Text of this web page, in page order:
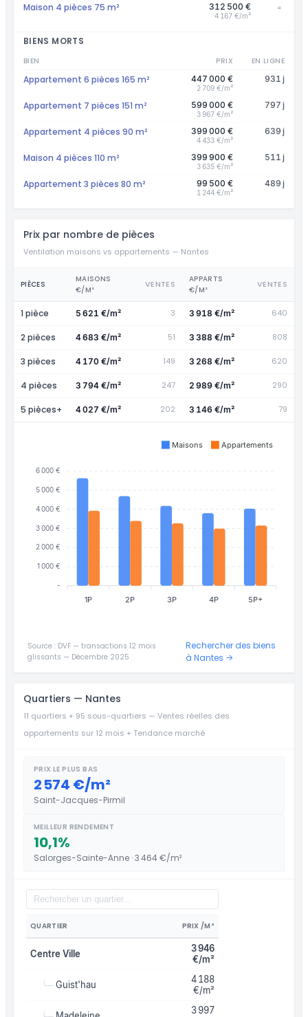
Maison 4 pièces 75 m² 312 500 €
4 167 €/m²
=
BIENS MORTS
BIEN PRIX EN LIGNE
Appartement 6 pièces 165 m² 447 000 €
2 709 €/m²
931 j
Appartement 7 pièces 151 m² 599 000 €
3 967 €/m²
797 j
Appartement 4 pièces 90 m² 399 000 €
4 433 €/m²
639 j
Maison 4 pièces 110 m² 399 900 €
3 635 €/m²
511 j
Appartement 3 pièces 80 m² 99 500 €
1 244 €/m²
489 j
Prix par nombre de pièces
Ventilation maisons vs appartements — Nantes
PIÈCES
MAISONS
€/M²
VENTES
APPARTS
€/M²
VENTES
1 pièce 5 621 €/m² 3 3 918 €/m² 640
2 pièces 4 683 €/m² 51 3 388 €/m² 808
3 pièces 4 170 €/m² 149 3 268 €/m² 620
4 pièces 3 794 €/m² 247 2 989 €/m² 290
5 pièces+ 4 027 €/m² 202 3 146 €/m² 79
6 000 €
5 000 €
4 000 €
3 000 €
2 000 €
1 000 €
-
1P 2P 3P 4P 5P+
Maisons Appartements
Source : DVF — transactions 12 mois
glissants — Décembre 2025
Rechercher des biens
à Nantes →
Quartiers — Nantes
11 quartiers + 95 sous-quartiers — Ventes réelles des
appartements sur 12 mois + Tendance marché
PRIX LE PLUS BAS
2 574 €/m²
Saint-Jacques-Pirmil
MEILLEUR RENDEMENT
10,1%
Salorges-Sainte-Anne · 3 464 €/m²
QUARTIER PRIX /M²
Centre Ville
3 946
€/m²
└─ Guist'hau
4 188
€/m²
3 997